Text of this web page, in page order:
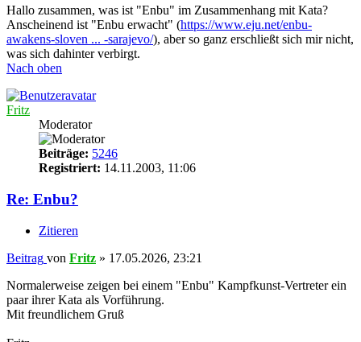
Hallo zusammen, was ist "Enbu" im Zusammenhang mit Kata?
Anscheinend ist "Enbu erwacht" (https://www.eju.net/enbu-
awakens-sloven ... -sarajevo/), aber so ganz erschließt sich mir nicht,
was sich dahinter verbirgt.
Nach oben
Fritz
Moderator
Beiträge: 5246
Registriert: 14.11.2003, 11:06
Re: Enbu?
Zitieren
Beitrag von Fritz » 17.05.2026, 23:21
Normalerweise zeigen bei einem "Enbu" Kampfkunst-Vertreter ein
paar ihrer Kata als Vorführung.
Mit freundlichem Gruß